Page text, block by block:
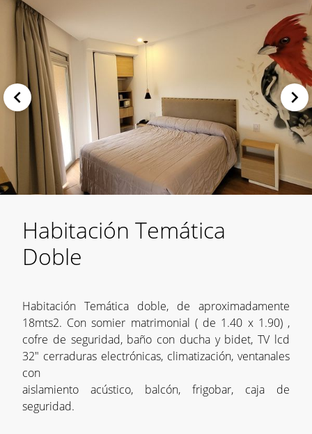
Habitación Temática
Doble
Habitación Temática doble, de aproximadamente
18mts2. Con somier matrimonial ( de 1.40 x 1.90) ,
cofre de seguridad, baño con ducha y bidet, TV lcd
32" cerraduras electrónicas, climatización, ventanales
con
aislamiento acústico, balcón, frigobar, caja de
seguridad.